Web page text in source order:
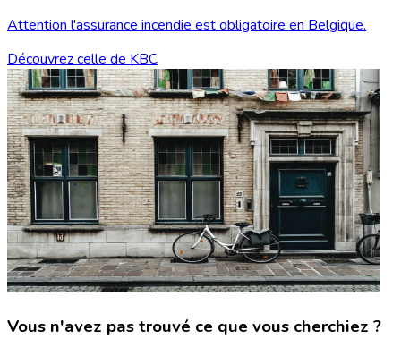
Attention l'assurance incendie est obligatoire en Belgique.
Découvrez celle de KBC
Vous n'avez pas trouvé ce que vous cherchiez ?